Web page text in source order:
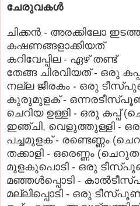
ചേരുവകള്‍
ചിക്കന്‍ - അരക്കിലോ
കഷണങ്ങളാക്കിയത്‌
കറിവേപ്പില - ഏഴ്‌ തണ്ട്‌
തേങ്ങ ചിരവിയത്‌ - ഒരു
നല്ല ജീരകം - ഒരു
കുരുമുളക്‌ -
ചെറിയ ഉള്ളി - ഒരു കപ്പ്‌
ഇഞ്ചി, വെളുത്തുള്ളി -
പച്ചമുളക്‌ - രണ്ടെണ്ണം
തക്കാളി - ഒരെണ്ണം
മുളകുപൊടി - ഒരു
മഞ്ഞള്‍പ്പൊടി -
മല്ലിപ്പൊടി - ഒരു